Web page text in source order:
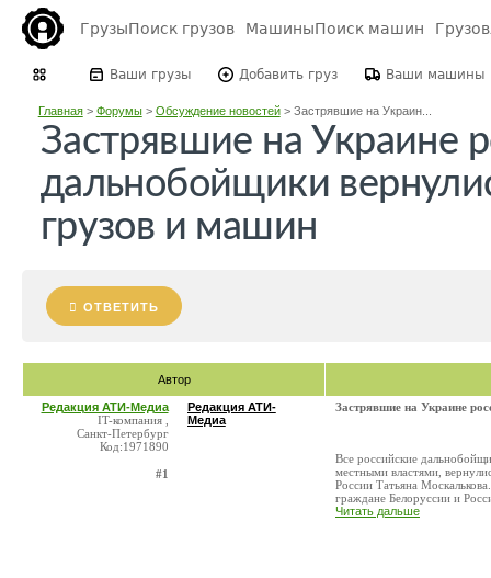
ГрузыПоиск грузов МашиныПоиск машин
Ваши грузы Добавить груз Ваши машины
Главная> Форумы> Обсуждение новостей> Застрявшие на Украин...
Застрявшие на Украине
дальнобойщики
грузов и машин
ОТВЕТИТЬ
Автор
Редакция АТИ-Медиа
IT-компания ,
Санкт-Петербург
Код:1971890
#1
Редакция АТИ-
Медиа
Застрявшие на Украине
Все российские
местными властями,
России Татьяна
граждане Белоруссии и
Читать дальше